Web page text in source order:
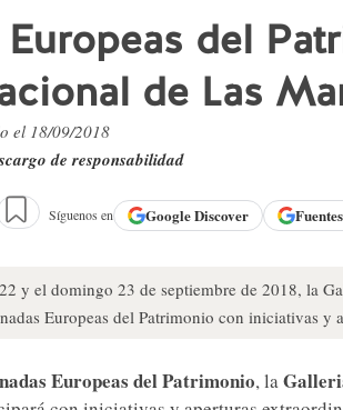
del
de Las
el 18/09/2018
de responsabilidad
Síguenos en GoogleDiscover
y el domingo 23 de septiembre de 2018, la
Europeas del Patrimonio con iniciativas y
Europeas del Patrimonio, la